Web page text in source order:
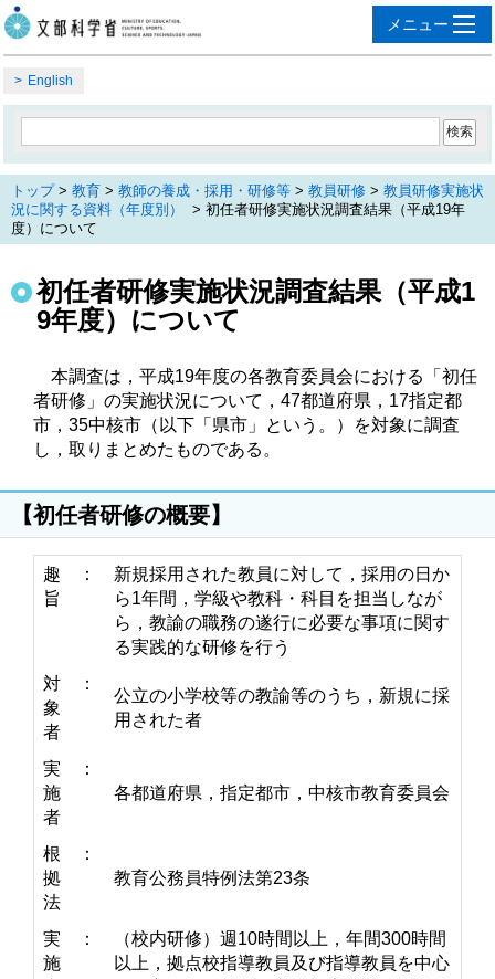
English
トップ> 教育 > 教師の養成・採用・研修等 > 教員研修 > 教員研修実施状
況に関する資料（年度別）
> 初任者研修実施状況調査結果（平成19年
度）について
初任者研修実施状況調査結果（平成1
9年度）について
本調査は，平成19年度の各教育委員会における「初任
者研修」の実施状況について，47都道府県，17指定都
市，35中核市（以下「県市」という。）を対象に調査
し，取りまとめたものである。
【初任者研修の概要】
趣
旨
：
新規採用された教員に対して，採用の日か
ら1年間，学級や教科・科目を担当しなが
ら，教諭の職務の遂行に必要な事項に関す
る実践的な研修を行う
対
象
者
：
公立の小学校等の教諭等のうち，新規に採
用された者
実
施
者
：
各都道府県，指定都市，中核市教育委員会
根
拠
法
：
教育公務員特例法第23条
実
施
：
（校内研修）週10時間以上，年間300時間
以上，拠点校指導教員及び指導教員を中心